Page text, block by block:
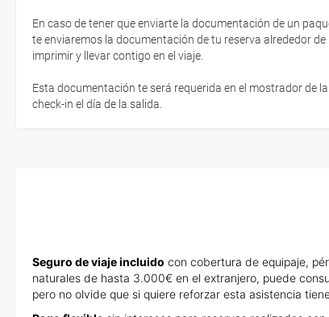
En caso de tener que enviarte la documentación de un
te enviaremos la documentación de tu reserva alrededor
imprimir y llevar contigo en el viaje.
Esta documentación te será requerida en el mostrador de
check-in el día de la salida.
Seguro de viaje incluido con cobertura de equipaje,
naturales de hasta 3.000€ en el extranjero, puede
pero no olvide que si quiere reforzar esta asistencia